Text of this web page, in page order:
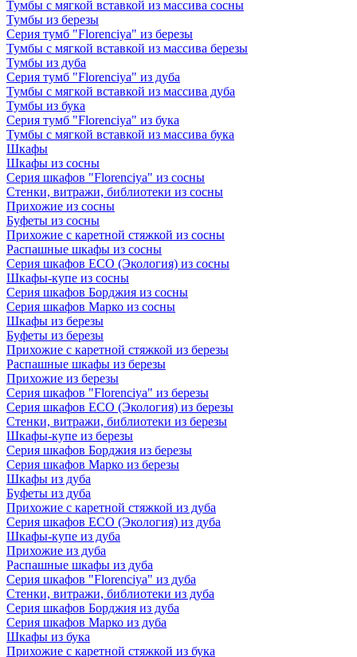
Тумбы с мягкой вставкой из массива сосны
Тумбы из березы
Серия тумб "Florenciya" из березы
Тумбы с мягкой вставкой из массива березы
Тумбы из дуба
Серия тумб "Florenciya" из дуба
Тумбы с мягкой вставкой из массива дуба
Тумбы из бука
Серия тумб "Florenciya" из бука
Тумбы с мягкой вставкой из массива бука
Шкафы
Шкафы из сосны
Серия шкафов "Florenciya" из сосны
Стенки, витражи, библиотеки из сосны
Прихожие из сосны
Буфеты из сосны
Прихожие с каретной стяжкой из сосны
Распашные шкафы из сосны
Серия шкафов ECO (Экология) из сосны
Шкафы-купе из сосны
Серия шкафов Борджия из сосны
Серия шкафов Марко из сосны
Шкафы из березы
Буфеты из березы
Прихожие с каретной стяжкой из березы
Распашные шкафы из березы
Прихожие из березы
Серия шкафов "Florenciya" из березы
Серия шкафов ECO (Экология) из березы
Стенки, витражи, библиотеки из березы
Шкафы-купе из березы
Серия шкафов Борджия из березы
Серия шкафов Марко из березы
Шкафы из дуба
Буфеты из дуба
Прихожие с каретной стяжкой из дуба
Серия шкафов ECO (Экология) из дуба
Шкафы-купе из дуба
Прихожие из дуба
Распашные шкафы из дуба
Серия шкафов "Florenciya" из дуба
Стенки, витражи, библиотеки из дуба
Серия шкафов Борджия из дуба
Серия шкафов Марко из дуба
Шкафы из бука
Прихожие с каретной стяжкой из бука